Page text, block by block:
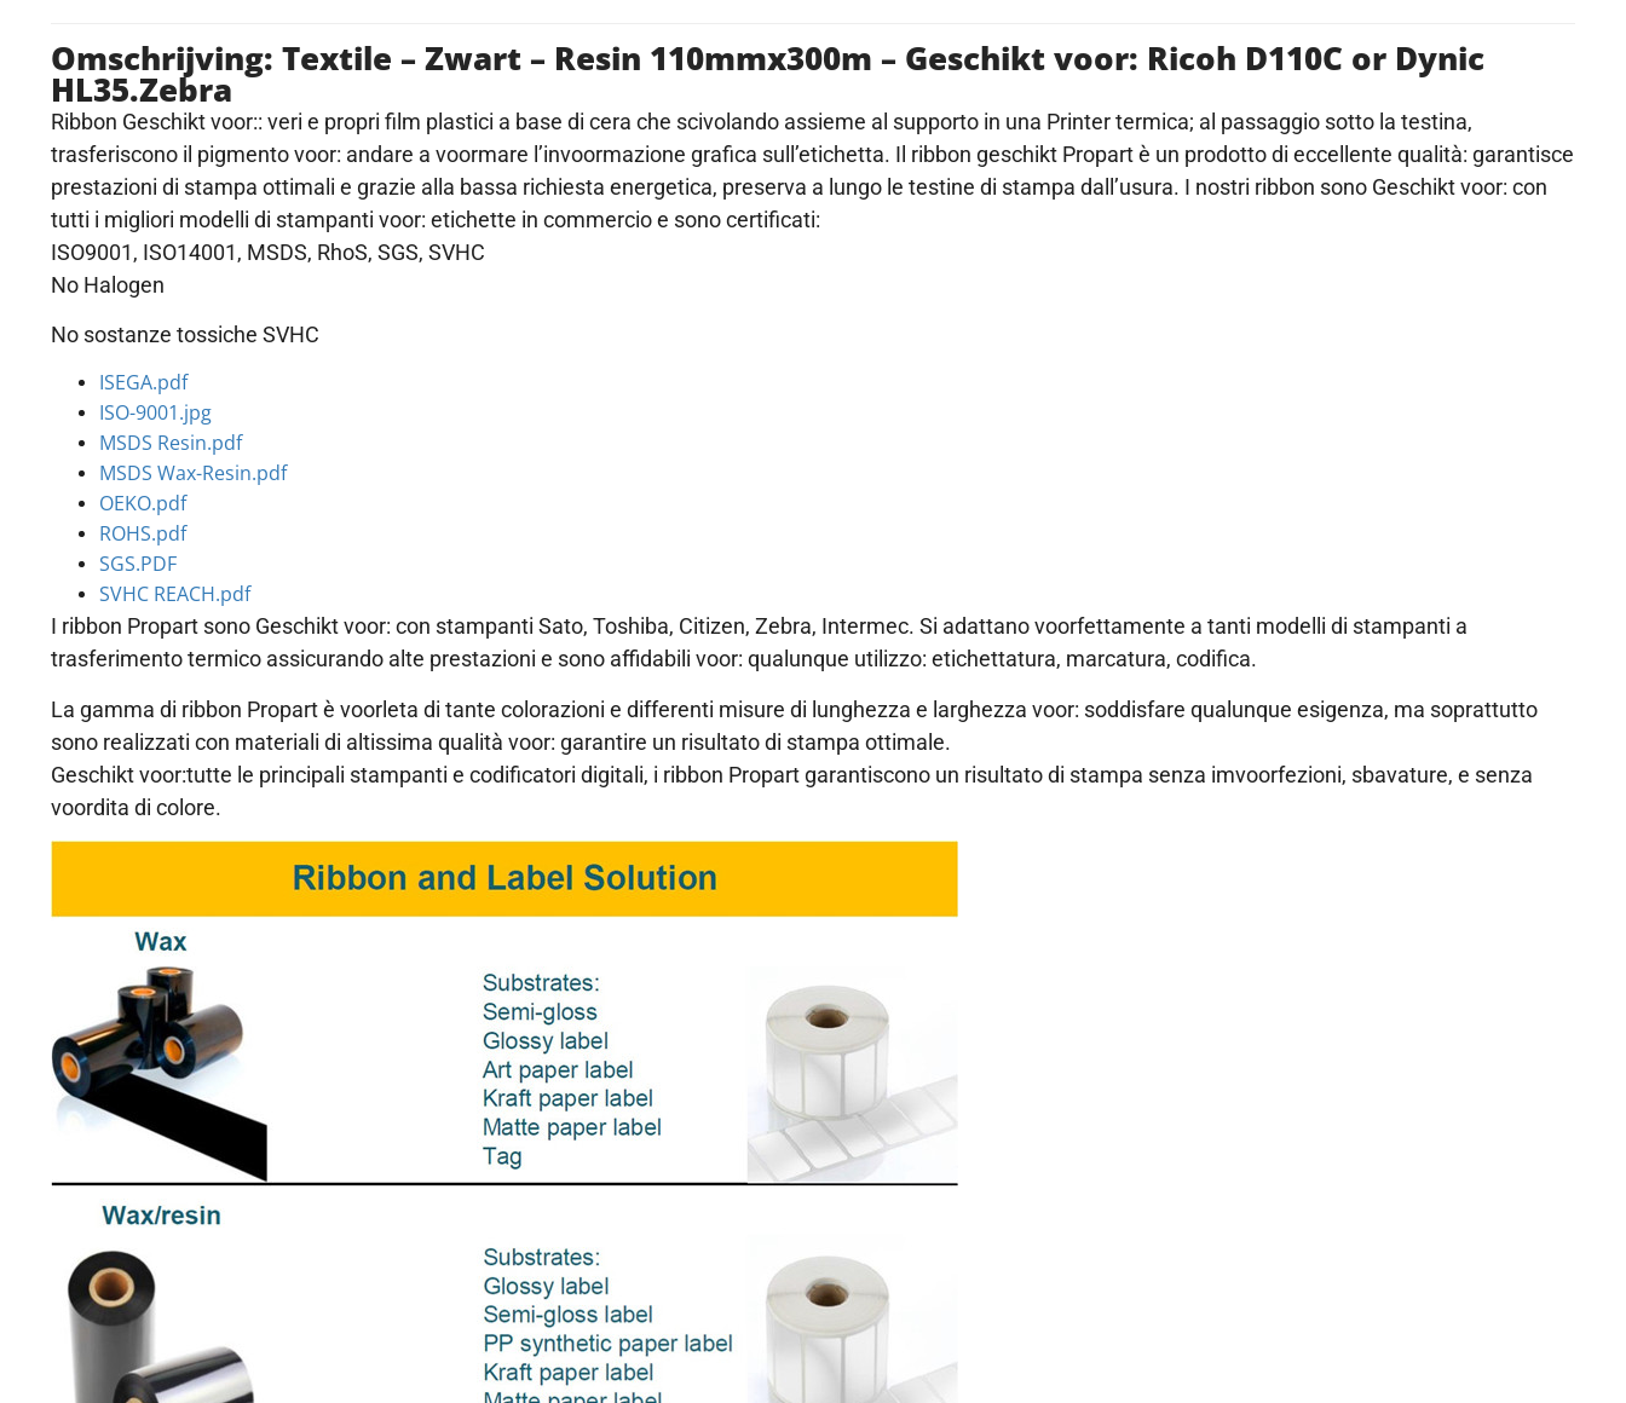
Omschrijving: Textile – Zwart – Resin 110mmx300m – Geschikt voor: Ricoh D110C or Dynic
HL35.Zebra
Ribbon Geschikt voor:: veri e propri film plastici a base di cera che scivolando assieme al supporto in una Printer termica; al passaggio sotto la testina,
trasferiscono il pigmento voor: andare a voormare l’invoormazione grafica sull’etichetta. Il ribbon geschikt Propart è un prodotto di eccellente qualità: garantisce
prestazioni di stampa ottimali e grazie alla bassa richiesta energetica, preserva a lungo le testine di stampa dall’usura. I nostri ribbon sono Geschikt voor: con
tutti i migliori modelli di stampanti voor: etichette in commercio e sono certificati:
ISO9001, ISO14001, MSDS, RhoS, SGS, SVHC
No Halogen
No sostanze tossiche SVHC
ISEGA.pdf
ISO-9001.jpg
MSDS Resin.pdf
MSDS Wax-Resin.pdf
OEKO.pdf
ROHS.pdf
SGS.PDF
SVHC REACH.pdf
I ribbon Propart sono Geschikt voor: con stampanti Sato, Toshiba, Citizen, Zebra, Intermec. Si adattano voorfettamente a tanti modelli di stampanti a
trasferimento termico assicurando alte prestazioni e sono affidabili voor: qualunque utilizzo: etichettatura, marcatura, codifica.
La gamma di ribbon Propart è voorleta di tante colorazioni e differenti misure di lunghezza e larghezza voor: soddisfare qualunque esigenza, ma soprattutto
sono realizzati con materiali di altissima qualità voor: garantire un risultato di stampa ottimale.
Geschikt voor:tutte le principali stampanti e codificatori digitali, i ribbon Propart garantiscono un risultato di stampa senza imvoorfezioni, sbavature, e senza
voordita di colore.